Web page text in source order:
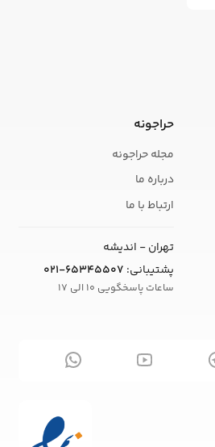
حراجونه
مجله حراجونه
درباره ما
ارتباط با ما
تهران - اندیشه
پشتیبانی: 021-65345507
ساعات پاسخگویی 10 الی 17